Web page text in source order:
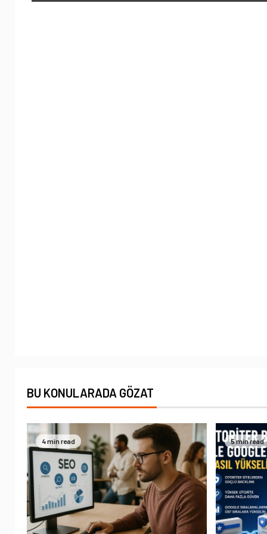
BU KONULARADA GÖZAT
4 min read 5 min read